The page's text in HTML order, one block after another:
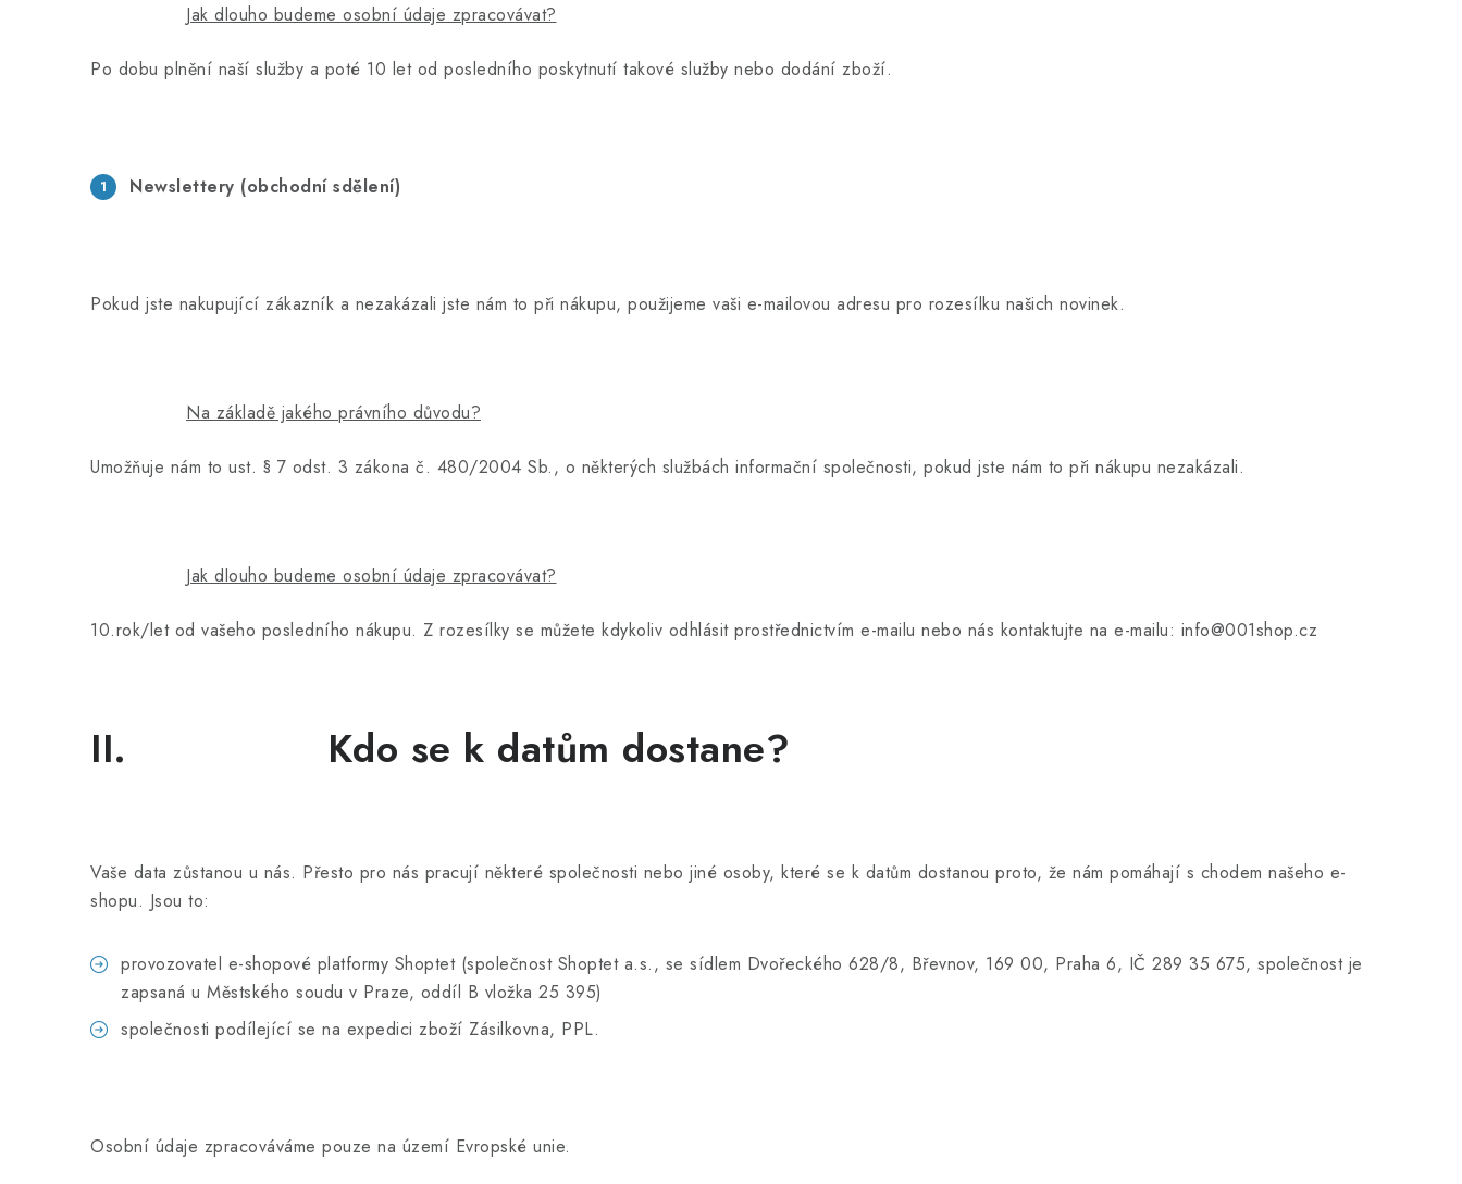
Jak dlouho budeme osobní údaje zpracovávat?
Po dobu plnění naší služby a poté 10 let od posledního poskytnutí takové služby nebo dodání zboží.
Newslettery (obchodní sdělení)
Pokud jste nakupující zákazník a nezakázali jste nám to při nákupu, použijeme vaši e-mailovou adresu pro rozesílku našich novinek.
Na základě jakého právního důvodu?
Umožňuje nám to ust. § 7 odst. 3 zákona č. 480/2004 Sb., o některých službách informační společnosti, pokud jste nám to při nákupu nezakázali.
Jak dlouho budeme osobní údaje zpracovávat?
10.rok/let od vašeho posledního nákupu. Z rozesílky se můžete kdykoliv odhlásit prostřednictvím e-mailu nebo nás kontaktujte na e-mailu: info@001shop.cz
II. Kdo se k datům dostane?
Vaše data zůstanou u nás. Přesto pro nás pracují některé společnosti nebo jiné osoby, které se k datům dostanou proto, že nám pomáhají s chodem našeho e-
shopu. Jsou to:
provozovatel e-shopové platformy Shoptet (společnost Shoptet a.s., se sídlem Dvořeckého 628/8, Břevnov, 169 00, Praha 6, IČ 289 35 675, společnost je
zapsaná u Městského soudu v Praze, oddíl B vložka 25 395)
společnosti podílející se na expedici zboží Zásilkovna, PPL.
Osobní údaje zpracováváme pouze na území Evropské unie.